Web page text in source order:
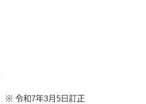
※ 令和7年3月5日訂正